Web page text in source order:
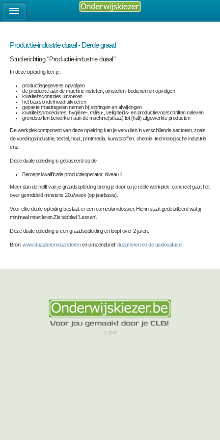
Productie-industrie duaal - Derde graad
Studierichting "Productie-industrie duaal"
In deze opleiding leer je:
productiegegevens opvolgen
de productie aan de machine instellen, omstellen, bedienen en opvolgen
kwaliteitscontroles uitvoeren
het basisonderhoud uitvoeren
gepaste maatregelen nemen bij storingen en afwijkingen
kwaliteitsprocedures, hygiëne-, milieu-, veiligheids- en productievoorschriften naleven
grondstoffen bewerken aan de machine(straat) tot (half) afgewerkte producten
De werkplekcomponent van deze opleiding kan je vervullen in verschillende sectoren, zoals
de voedingsindustrie, textiel, hout, printmedia, kunststoffen, chemie, technologische industrie,
enz.
Deze duale opleiding is gebaseerd op de
Beroepskwalificatie productieoperator, niveau 4
Meer dan de helft van je graadsopleiding breng je door op je reële werkplek: concreet gaat het
over gemiddeld minstens 20u/week (op jaarbasis).
Voor elke duale opleiding bestaat er een curriculumdossier. Hierin staat gedetailleerd wat jij
minimaal moet leren.Zie tabblad 'Lessen'.
Deze duale opleiding is een graadsopleiding en loopt over 2 jaren.
Bron: www.duaallerenvlaanderenen omzendbrief ‘duaal leren en de aanloopfase’.
© 2026